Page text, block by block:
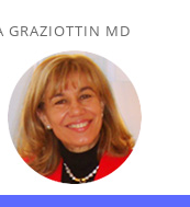
GRAZIOTTIN MD